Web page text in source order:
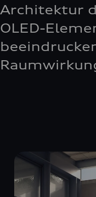
Architektur
OLED-